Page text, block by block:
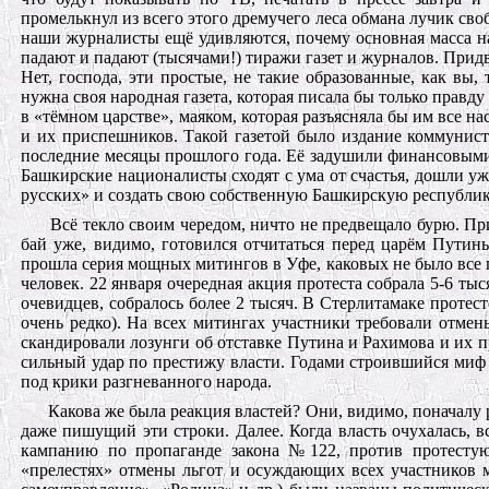
промелькнул из всего этого дремучего леса обмана лучик
наши журналисты ещё удивляются, почему основная масса
падают и падают (тысячами!) тиражи газет и журналов.
Нет, господа, эти простые, не такие образованные, как
нужна своя народная газета, которая писала бы только
в «тёмном царстве», маяком, которая разъясняла бы им
и их приспешников. Такой газетой было издание
последние месяцы прошлого года. Её задушили
Башкирские националисты сходят с ума от счастья, дошли
русских» и создать свою собственную Башкирскую
Всё текло своим чередом, ничто не предвещало бурю.
бай уже, видимо, готовился отчитаться перед царём
прошла серия мощных митингов в Уфе, каковых не было все
человек. 22 января очередная акция протеста собрала 5-6
очевидцев, собралось более 2 тысяч. В Стерлитамаке
очень редко). На всех митингах участники требовали
скандировали лозунги об отставке Путина и Рахимова и их
сильный удар по престижу власти. Годами строившийся
под крики разгневанного народа.
Какова же была реакция властей? Они, видимо,
даже пишущий эти строки. Далее. Когда власть
кампанию по пропаганде закона №122, против
«прелестях» отмены льгот и осуждающих всех